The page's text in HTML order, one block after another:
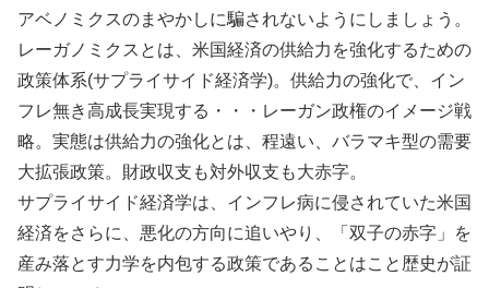
アベノミクスのまやかしに騙されないようにしましょう。
レーガノミクスとは、米国経済の供給力を強化するための
政策体系(サプライサイド経済学)。供給力の強化で、イン
フレ無き高成長実現する・・・レーガン政権のイメージ戦
略。実態は供給力の強化とは、程遠い、バラマキ型の需要
大拡張政策。財政収支も対外収支も大赤字。
サプライサイド経済学は、インフレ病に侵されていた米国
経済をさらに、悪化の方向に追いやり、「双子の赤字」を
産み落とす力学を内包する政策であることはこと歴史が証